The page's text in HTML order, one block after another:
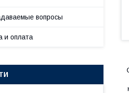
вопросы
и оплата